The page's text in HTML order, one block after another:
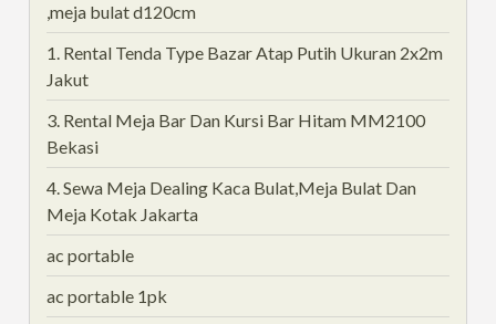
,meja bulat d120cm
1. Rental Tenda Type Bazar Atap Putih Ukuran 2x2m
Jakut
3. Rental Meja Bar Dan Kursi Bar Hitam MM2100
Bekasi
4. Sewa Meja Dealing Kaca Bulat,Meja Bulat Dan
Meja Kotak Jakarta
ac portable
ac portable 1pk